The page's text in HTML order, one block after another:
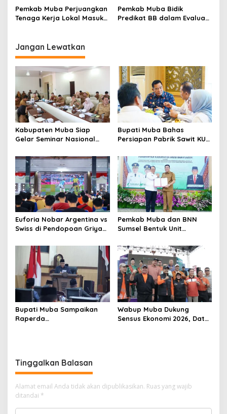
2025, Pendapatan Daerah
Terealisasi 92,49 Persen
Pembangunan Daerah
Pemkab Muba Perjuangkan
Tenaga Kerja Lokal Masuk
Pemkab Muba Bidik
Predikat BB dalam Evaluasi
Jangan Lewatkan
Kabupaten Muba Siap
Gelar Seminar Nasional
Bupati Muba Bahas
Persiapan Pabrik Sawit KUD
Euforia Nobar Argentina vs
Swiss di Pendopoan Griya
Warga Sekayu Antusias
Pemkab Muba dan BNN
Sumsel Bentuk Unit
Bupati Muba Sampaikan
Raperda
Wabup Muba Dukung
Sensus Ekonomi 2026, Data
Tinggalkan Balasan
Alamat email Anda tidak akan dipublikasikan. Ruas yang wajib
ditandai *